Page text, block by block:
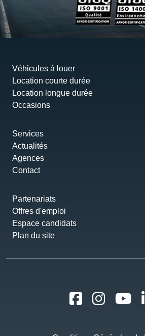
Véhicules à louer
Location courte durée
Location longue durée
Occasions
Services
Actualités
Agences
Contact
Partenariats
Offres d'emploi
Espace candidats
Plan du site